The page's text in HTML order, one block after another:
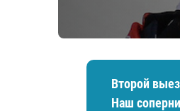
Второй
Наш